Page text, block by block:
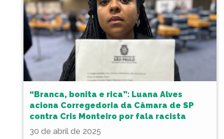
“Branca, bonita e rica”: Luana Alves
aciona Corregedoria da Câmara de SP
contra Cris Monteiro por fala racista
30 de abril de 2025